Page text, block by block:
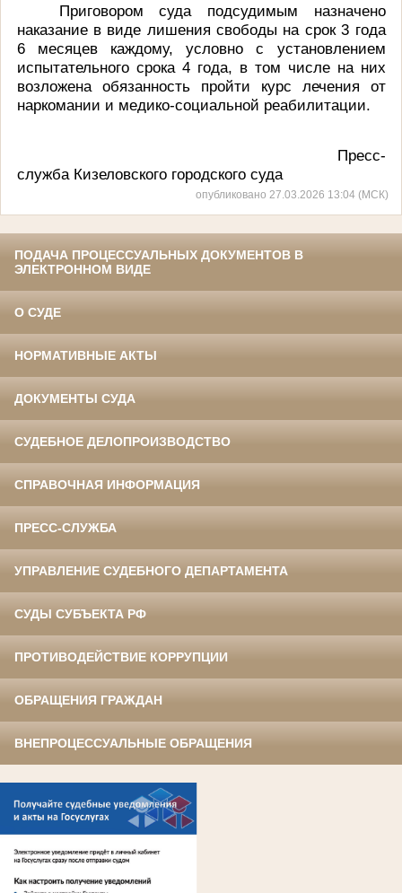
Приговором суда подсудимым назначено
наказание в виде лишения свободы на срок 3 года
6 месяцев каждому, условно с установлением
испытательного срока 4 года, в том числе на них
возложена обязанность пройти курс лечения от
наркомании и медико-социальной реабилитации.
Пресс-
служба Кизеловского городского суда
опубликовано 27.03.2026 13:04 (МСК)
ПОДАЧА ПРОЦЕССУАЛЬНЫХ ДОКУМЕНТОВ В
ЭЛЕКТРОННОМ ВИДЕ
О СУДЕ
НОРМАТИВНЫЕ АКТЫ
ДОКУМЕНТЫ СУДА
СУДЕБНОЕ ДЕЛОПРОИЗВОДСТВО
СПРАВОЧНАЯ ИНФОРМАЦИЯ
ПРЕСС-СЛУЖБА
УПРАВЛЕНИЕ СУДЕБНОГО ДЕПАРТАМЕНТА
СУДЫ СУБЪЕКТА РФ
ПРОТИВОДЕЙСТВИЕ КОРРУПЦИИ
ОБРАЩЕНИЯ ГРАЖДАН
ВНЕПРОЦЕССУАЛЬНЫЕ ОБРАЩЕНИЯ